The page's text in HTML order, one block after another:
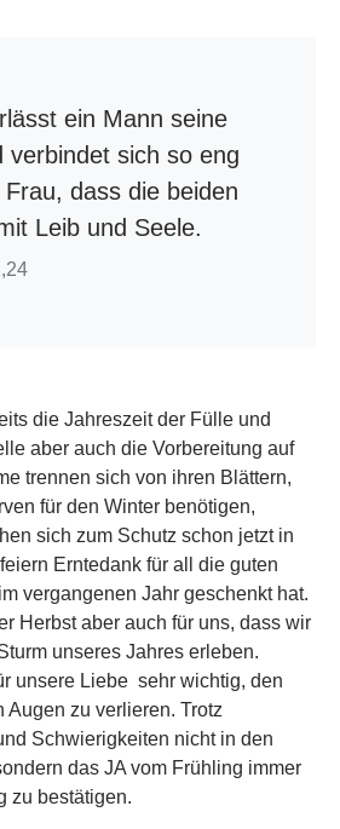
ein Mann seine
verbindet sich so eng
dass die beiden
Leib und Seele.
die Jahreszeit der Fülle und
aber auch die Vorbereitung auf
trennen sich von ihren Blättern,
für den Winter benötigen,
sich zum Schutz schon jetzt in
Erntedank für all die guten
vergangenen Jahr geschenkt hat.
Herbst aber auch für uns, dass wir
unseres Jahres erleben.
unsere Liebe sehr wichtig, den
Augen zu verlieren. Trotz
Schwierigkeiten nicht in den
das JA vom Frühling immer
zu bestätigen.